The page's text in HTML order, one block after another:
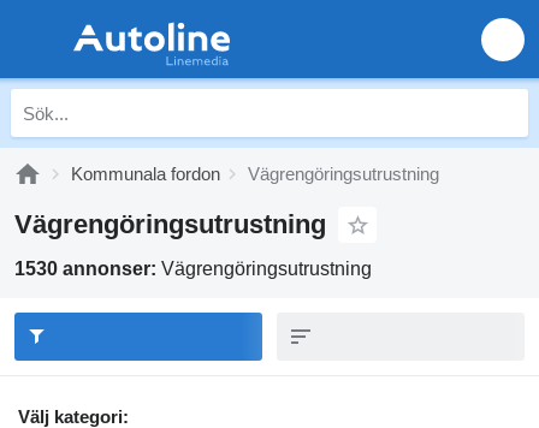
Kommunala fordon Vägrengöringsutrustning
Vägrengöringsutrustning
1530 annonser: Vägrengöringsutrustning
Välj kategori: